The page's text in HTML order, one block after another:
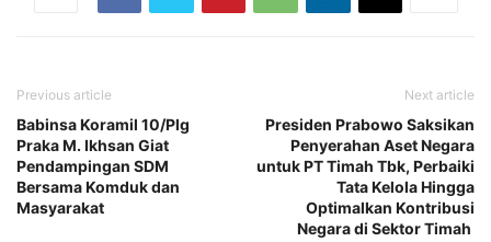
Previous article
Babinsa Koramil 10/Plg
Praka M. Ikhsan Giat
Pendampingan SDM
Bersama Komduk dan
Masyarakat
Next article
Presiden Prabowo Saksikan
Penyerahan Aset Negara
untuk PT Timah Tbk, Perbaiki
Tata Kelola Hingga
Optimalkan Kontribusi
Negara di Sektor Timah